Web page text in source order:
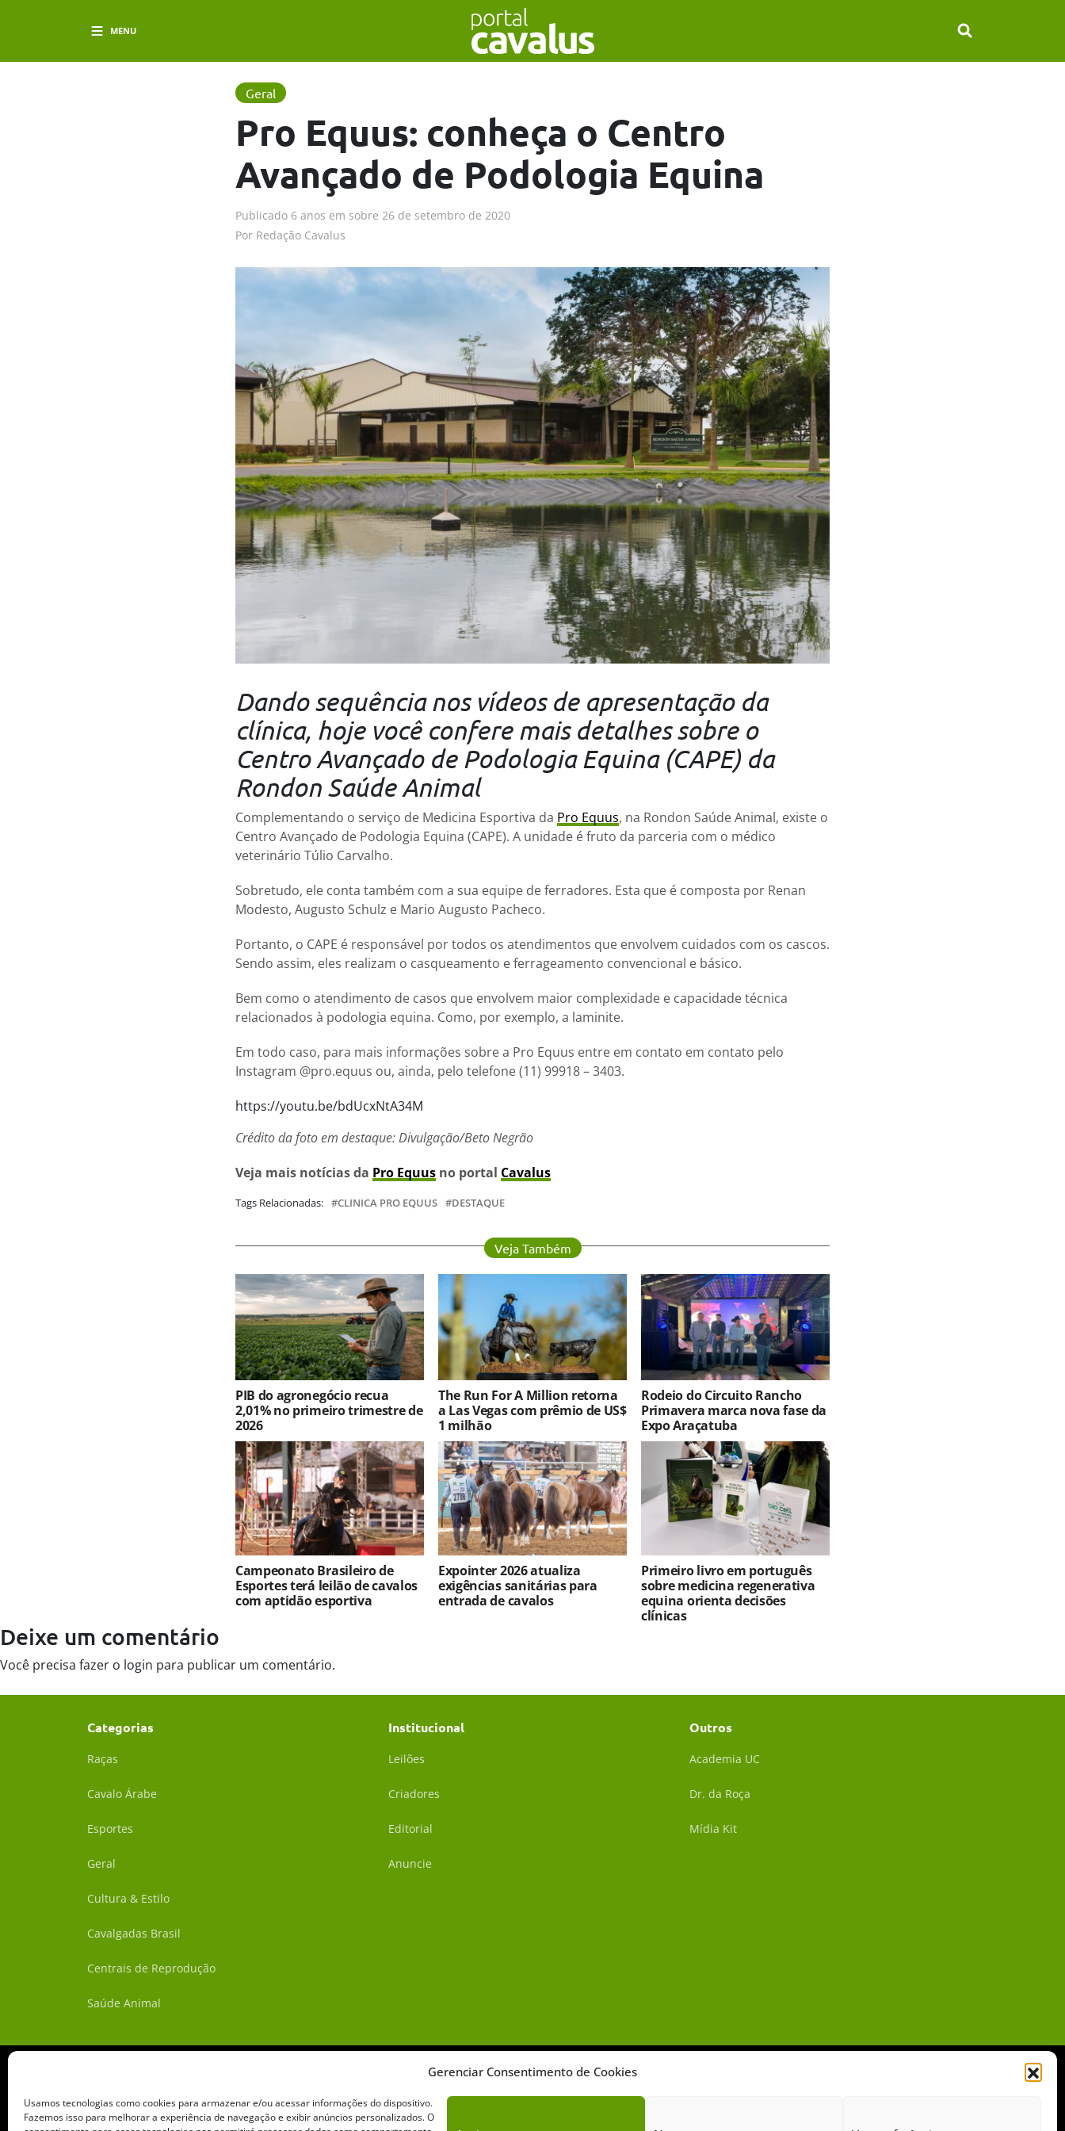
Gerenciar Consentimento de Cookies
Usamos tecnologias como cookies para armazenar e/ou acessar informações do dispositivo.
Fazemos isso para melhorar a experiência de navegação e exibir anúncios personalizados. O
MENU
Geral
Pro Equus: conheça o Centro
Avançado de Podologia Equina
Publicado 6 anos em sobre 26 de setembro de 2020
Por Redação Cavalus
Dando sequência nos vídeos de apresentação da
clínica, hoje você confere mais detalhes sobre o
Centro Avançado de Podologia Equina (CAPE) da
Rondon Saúde Animal
Complementando o serviço de Medicina Esportiva da Pro Equus, na Rondon Saúde Animal, existe o
Centro Avançado de Podologia Equina (CAPE). A unidade é fruto da parceria com o médico
veterinário Túlio Carvalho.
Sobretudo, ele conta também com a sua equipe de ferradores. Esta que é composta por Renan
Modesto, Augusto Schulz e Mario Augusto Pacheco.
Portanto, o CAPE é responsável por todos os atendimentos que envolvem cuidados com os cascos.
Sendo assim, eles realizam o casqueamento e ferrageamento convencional e básico.
Bem como o atendimento de casos que envolvem maior complexidade e capacidade técnica
relacionados à podologia equina. Como, por exemplo, a laminite.
Em todo caso, para mais informações sobre a Pro Equus entre em contato em contato pelo
Instagram @pro.equus ou, ainda, pelo telefone (11) 99918 – 3403.
https://youtu.be/bdUcxNtA34M
Crédito da foto em destaque: Divulgação/Beto Negrão
Veja mais notícias da Pro Equus no portal Cavalus
Tags Relacionadas: CLINICA PRO EQUUS DESTAQUE
Veja Também
PIB do agronegócio recua
2,01% no primeiro trimestre de
2026
The Run For A Million retorna
a Las Vegas com prêmio de US$
1 milhão
Rodeio do Circuito Rancho
Primavera marca nova fase da
Expo Araçatuba
Campeonato Brasileiro de
Esportes terá leilão de cavalos
com aptidão esportiva
Expointer 2026 atualiza
exigências sanitárias para
entrada de cavalos
Primeiro livro em português
sobre medicina regenerativa
equina orienta decisões
clínicas
Deixe um comentário
Você precisa fazer o login para publicar um comentário.
Categorias
Raças
Cavalo Árabe
Esportes
Geral
Cultura & Estilo
Cavalgadas Brasil
Centrais de Reprodução
Saúde Animal
Institucional
Leilões
Criadores
Editorial
Anuncie
Outros
Academia UC
Dr. da Roça
Mídia Kit